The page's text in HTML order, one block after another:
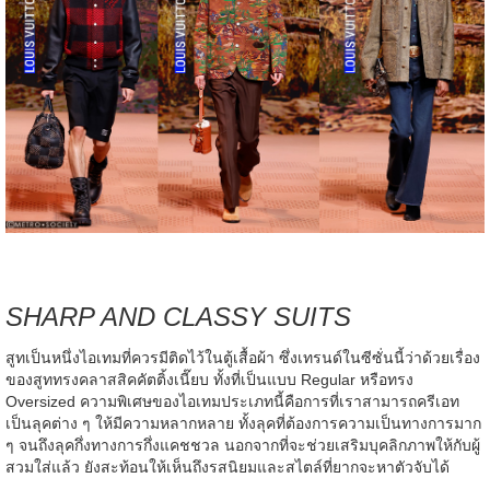
SHARP AND CLASSY SUITS
สูทเป็นหนึ่งไอเทมที่ควรมีติดไว้ในตู้เสื้อผ้า ซึ่งเทรนด์ในซีซั่นนี้ว่าด้วยเรื่อง
ของสูททรงคลาสสิคคัตติ้งเนี๊ยบ ทั้งที่เป็นแบบ Regular หรือทรง
Oversized ความพิเศษของไอเทมประเภทนี้คือการที่เราสามารถครีเอท
เป็นลุคต่าง ๆ ให้มีความหลากหลาย ทั้งลุคที่ต้องการความเป็นทางการมาก
ๆ จนถึงลุคกึ่งทางการกึ่งแคชชวล นอกจากที่จะช่วยเสริมบุคลิกภาพให้กับผู้
สวมใส่แล้ว ยังสะท้อนให้เห็นถึงรสนิยมและสไตล์ที่ยากจะหาตัวจับได้